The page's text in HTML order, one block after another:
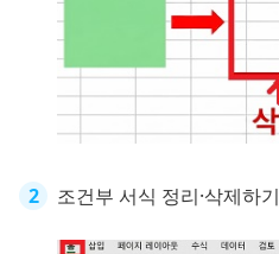
조건부 서식 정리·삭제하기